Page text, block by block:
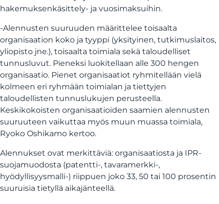
hakemuksenkäsittely- ja vuosimaksuihin.
-Alennusten suuruuden määrittelee toisaalta
organisaation koko ja tyyppi (yksityinen, tutkimuslaitos,
yliopisto jne.), toisaalta toimiala sekä taloudelliset
tunnusluvut. Pieneksi luokitellaan alle 300 hengen
organisaatio. Pienet organisaatiot ryhmitellään vielä
kolmeen eri ryhmään toimialan ja tiettyjen
taloudellisten tunnuslukujen perusteella.
Keskikokoisten organisaatioiden saamien alennusten
suuruuteen vaikuttaa myös muun muassa toimiala,
Ryoko Oshikamo kertoo.
Alennukset ovat merkittäviä: organisaatiosta ja IPR-
suojamuodosta (patentti-, tavaramerkki-,
hyödyllisyysmalli-) riippuen joko 33, 50 tai 100 prosentin
suuruisia tietyllä aikajänteellä.